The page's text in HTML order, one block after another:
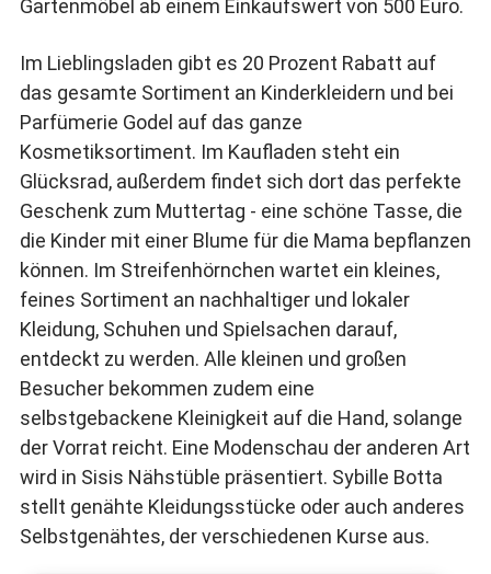
Gartenmöbel ab einem Einkaufswert von 500 Euro.
Im Lieblingsladen gibt es 20 Prozent Rabatt auf
das gesamte Sortiment an Kinderkleidern und bei
Parfümerie Godel auf das ganze
Kosmetiksortiment. Im Kaufladen steht ein
Glücksrad, außerdem findet sich dort das perfekte
Geschenk zum Muttertag - eine schöne Tasse, die
die Kinder mit einer Blume für die Mama bepflanzen
können. Im Streifenhörnchen wartet ein kleines,
feines Sortiment an nachhaltiger und lokaler
Kleidung, Schuhen und Spielsachen darauf,
entdeckt zu werden. Alle kleinen und großen
Besucher bekommen zudem eine
selbstgebackene Kleinigkeit auf die Hand, solange
der Vorrat reicht. Eine Modenschau der anderen Art
wird in Sisis Nähstüble präsentiert. Sybille Botta
stellt genähte Kleidungsstücke oder auch anderes
Selbstgenähtes, der verschiedenen Kurse aus.